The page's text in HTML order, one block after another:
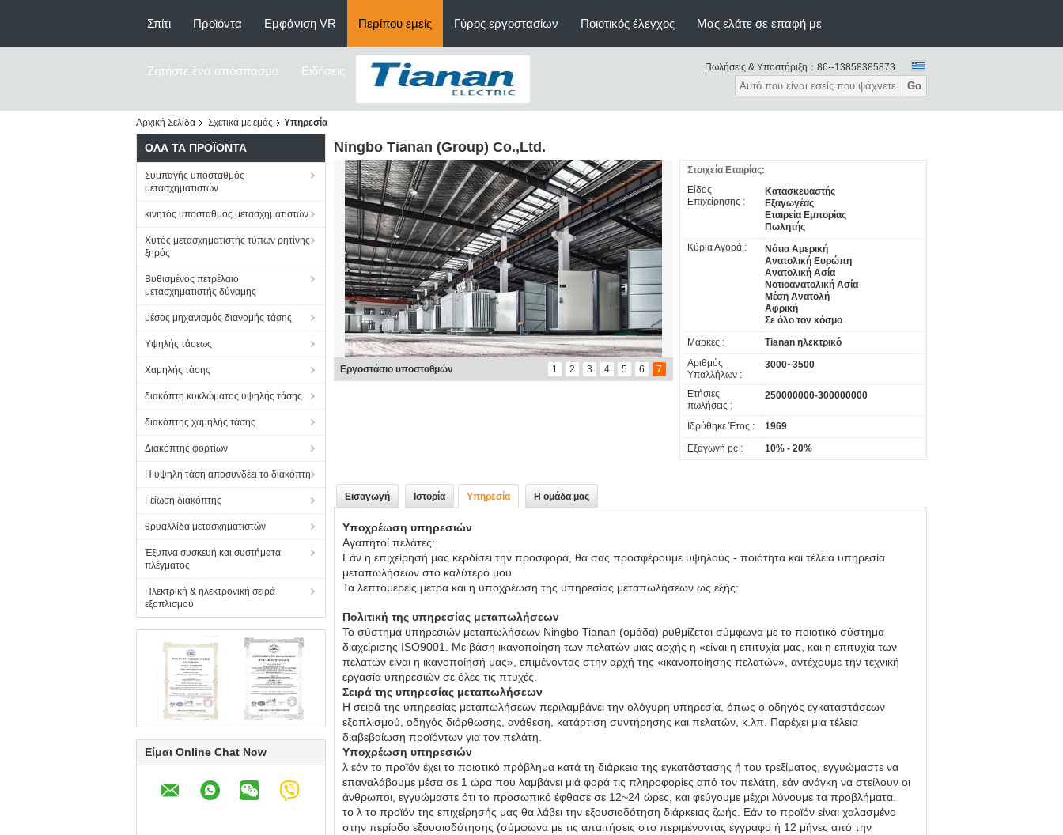
Σπίτι Προϊόντα Εμφάνιση VR Περίπου εμείς Γύρος εργοστασίων Ποιοτικός έλεγχος Μας ελάτε σε επαφή με
Ζητήστε ένα απόσπασμα Ειδήσεις Πωλήσεις & Υποστήριξη： 86--13858385873
Go
Αρχική Σελίδα Σχετικά με εμάς Υπηρεσία
ΌΛΑ ΤΑ ΠΡΟΪΌΝΤΑ
Συμπαγής υποσταθμός
μετασχηματιστών
κινητός υποσταθμός μετασχηματιστών
Χυτός μετασχηματιστής τύπων ρητίνης
ξηρός
Βυθισμένος πετρέλαιο
μετασχηματιστής δύναμης
μέσος μηχανισμός διανομής τάσης
Υψηλής τάσεως
Χαμηλής τάσης
διακόπτη κυκλώματος υψηλής τάσης
διακόπτης χαμηλής τάσης
Διακόπτης φορτίων
Η υψηλή τάση αποσυνδέει το διακόπτη
Γείωση διακόπτης
θρυαλλίδα μετασχηματιστών
Έξυπνα συσκευή και συστήματα
πλέγματος
Ηλεκτρική & ηλεκτρονική σειρά
εξοπλισμού
Είμαι Online Chat Now
Ningbo Tianan (Group) Co.,Ltd.
1 2 3 4 5 6 7
Εργοστάσιο υποσταθμών
Στοιχεία Εταιρίας:
Είδος
Επιχείρησης :
Κατασκευαστής
Εξαγωγέας
Εταιρεία Εμπορίας
Πωλητής
Κύρια Αγορά :
Νότια Αμερική
Ανατολική Ευρώπη
Ανατολική Ασία
Νοτιοανατολική Ασία
Μέση Ανατολή
Αφρική
Σε όλο τον κόσμο
Μάρκες :
Tianan ηλεκτρικό
Αριθμός
Υπαλλήλων :
3000~3500
Ετήσιες
πωλήσεις :
250000000-300000000
Ιδρύθηκε Έτος :
1969
Εξαγωγή pc :
10% - 20%
Εισαγωγή Ιστορία Υπηρεσία Η ομάδα μας
Υποχρέωση υπηρεσιών
Αγαπητοί πελάτες:
Εάν η επιχείρησή μας κερδίσει την προσφορά, θα σας προσφέρουμε υψηλούς - ποιότητα και τέλεια υπηρεσία
μεταπωλήσεων στο καλύτερό μου.
Τα λεπτομερείς μέτρα και η υποχρέωση της υπηρεσίας μεταπωλήσεων ως εξής:
Πολιτική της υπηρεσίας μεταπωλήσεων
Το σύστημα υπηρεσιών μεταπωλήσεων Ningbo Tianan (ομάδα) ρυθμίζεται σύμφωνα με το ποιοτικό σύστημα
διαχείρισης ISO9001. Με βάση ικανοποίηση των πελατών μιας αρχής η «είναι η επιτυχία μας, και η επιτυχία των
πελατών είναι η ικανοποίησή μας», επιμένοντας στην αρχή της «ικανοποίησης πελατών», αντέχουμε την τεχνική
εργασία υπηρεσιών σε όλες τις πτυχές.
Σειρά της υπηρεσίας μεταπωλήσεων
Η σειρά της υπηρεσίας μεταπωλήσεων περιλαμβάνει την ολόγυρη υπηρεσία, όπως ο οδηγός εγκαταστάσεων
εξοπλισμού, οδηγός διόρθωσης, ανάθεση, κατάρτιση συντήρησης και πελατών, κ.λπ. Παρέχει μια τέλεια
διαβεβαίωση προϊόντων για τον πελάτη.
Υποχρέωση υπηρεσιών
λ εάν το προϊόν έχει το ποιοτικό πρόβλημα κατά τη διάρκεια της εγκατάστασης ή του τρεξίματος, εγγυώμαστε να
επαναλάβουμε μέσα σε 1 ώρα που λαμβάνει μιά φορά τις πληροφορίες από τον πελάτη, εάν ανάγκη να στείλουν οι
άνθρωποι, εγγυώμαστε ότι το προσωπικό έφθασε σε 12~24 ώρες, και φεύγουμε μέχρι λύνουμε τα προβλήματα.
το λ το προϊόν της επιχείρησής μας θα λάβει την εξουσιοδότηση διάρκειας ζωής. Εάν το προϊόν είναι χαλασμένο
στην περίοδο εξουσιοδότησης (σύμφωνα με τις απαιτήσεις στο περιμένοντας έγγραφο ή 12 μήνες από την